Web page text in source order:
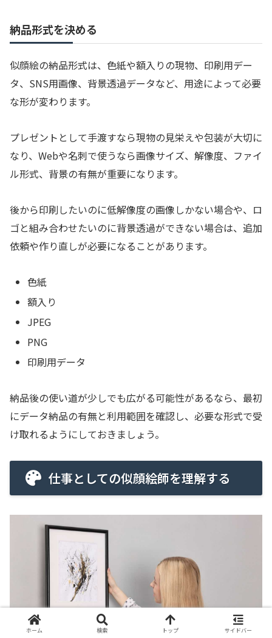
納品形式を決める
似顔絵の納品形式は、色紙や額入りの現物、印刷用デー
タ、SNS用画像、背景透過データなど、用途によって必要
な形が変わります。
プレゼントとして手渡すなら現物の見栄えや包装が大切に
なり、Webや名刺で使うなら画像サイズ、解像度、ファイ
ル形式、背景の有無が重要になります。
後から印刷したいのに低解像度の画像しかない場合や、ロ
ゴと組み合わせたいのに背景透過ができない場合は、追加
依頼や作り直しが必要になることがあります。
色紙
額入り
JPEG
PNG
印刷用データ
納品後の使い道が少しでも広がる可能性があるなら、最初
にデータ納品の有無と利用範囲を確認し、必要な形式で受
け取れるようにしておきましょう。
仕事としての似顔絵師を理解する
ホーム 検索 トップ サイドバー